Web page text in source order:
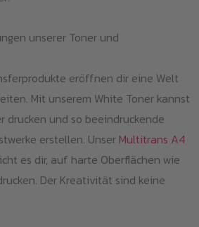
unserer Toner und
eröffnen dir eine Welt
Mit unserem White Toner kannst
drucken und so beeindruckende
erstellen. Unser Multitrans A4
es dir, auf harte Oberflächen wie
Der Kreativität sind keine